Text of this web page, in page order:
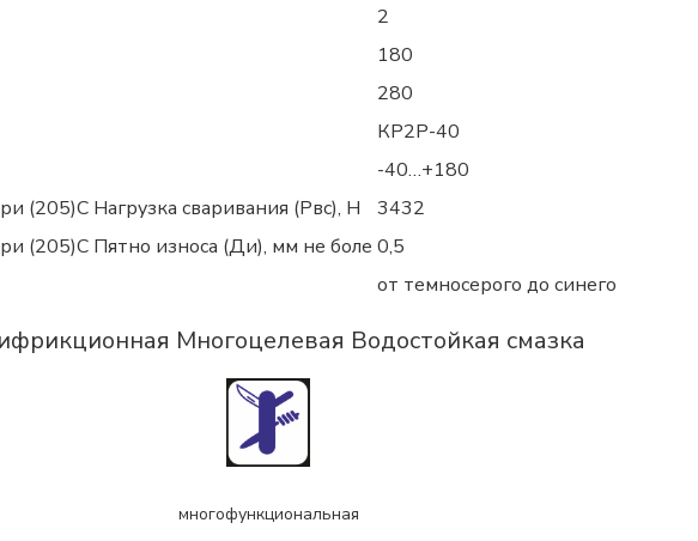
2
180
280
КР2Р-40
-40…+180
(205)С Нагрузка сваривания (Рвс), Н
3432
(205)С Пятно износа (Ди), мм не боле 0,5
от темносерого до синего
Многоцелевая Водостойкая смазка
многофункциональная